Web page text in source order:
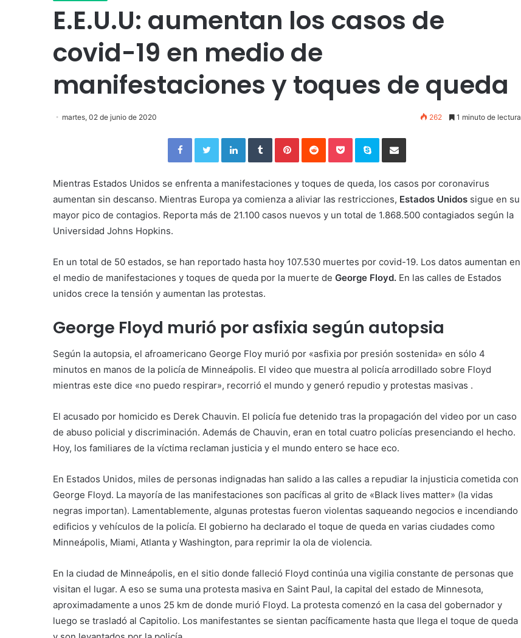
E.E.U.U: aumentan los casos de
covid-19 en medio de
manifestaciones y toques de queda
martes, 02 de junio de 2020 262 1 minuto de lectura
FacebookTwitterLinkedInTumblrPinterestReddit PocketSkype Compartir por correo electrónico
Mientras Estados Unidos se enfrenta a manifestaciones y toques de queda, los casos por coronavirus
aumentan sin descanso. Mientras Europa ya comienza a aliviar las restricciones, Estados Unidos sigue en su
mayor pico de contagios. Reporta más de 21.100 casos nuevos y un total de 1.868.500 contagiados según la
Universidad Johns Hopkins.
En un total de 50 estados, se han reportado hasta hoy 107.530 muertes por covid-19. Los datos aumentan en
el medio de manifestaciones y toques de queda por la muerte de George Floyd. En las calles de Estados
unidos crece la tensión y aumentan las protestas.
George Floyd murió por asfixia según autopsia
Según la autopsia, el afroamericano George Floy murió por «asfixia por presión sostenida» en sólo 4
minutos en manos de la policía de Minneápolis. El video que muestra al policía arrodillado sobre Floyd
mientras este dice «no puedo respirar», recorrió el mundo y generó repudio y protestas masivas .
El acusado por homicido es Derek Chauvin. El policía fue detenido tras la propagación del video por un caso
de abuso policial y discriminación. Además de Chauvin, eran en total cuatro policías presenciando el hecho.
Hoy, los familiares de la víctima reclaman justicia y el mundo entero se hace eco.
En Estados Unidos, miles de personas indignadas han salido a las calles a repudiar la injusticia cometida con
George Floyd. La mayoría de las manifestaciones son pacíficas al grito de «Black lives matter» (la vidas
negras importan). Lamentablemente, algunas protestas fueron violentas saqueando negocios e incendiando
edificios y vehículos de la policía. El gobierno ha declarado el toque de queda en varias ciudades como
Minneápolis, Miami, Atlanta y Washington, para reprimir la ola de violencia.
En la ciudad de Minneápolis, en el sitio donde falleció Floyd continúa una vigilia constante de personas que
visitan el lugar. A eso se suma una protesta masiva en Saint Paul, la capital del estado de Minnesota,
aproximadamente a unos 25 km de donde murió Floyd. La protesta comenzó en la casa del gobernador y
luego se trasladó al Capitolio. Los manifestantes se sientan pacíficamente hasta que llega el toque de queda